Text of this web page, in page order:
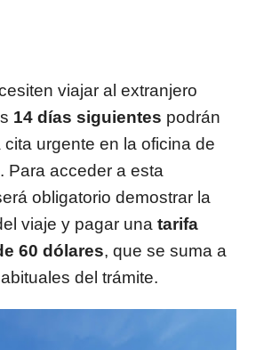
viajar al extranjero
14 días siguientes podrán
cita urgente en la oficina de
Para acceder a esta
obligatorio demostrar la
viaje y pagar una tarifa
60 dólares, que se suma a
del trámite.